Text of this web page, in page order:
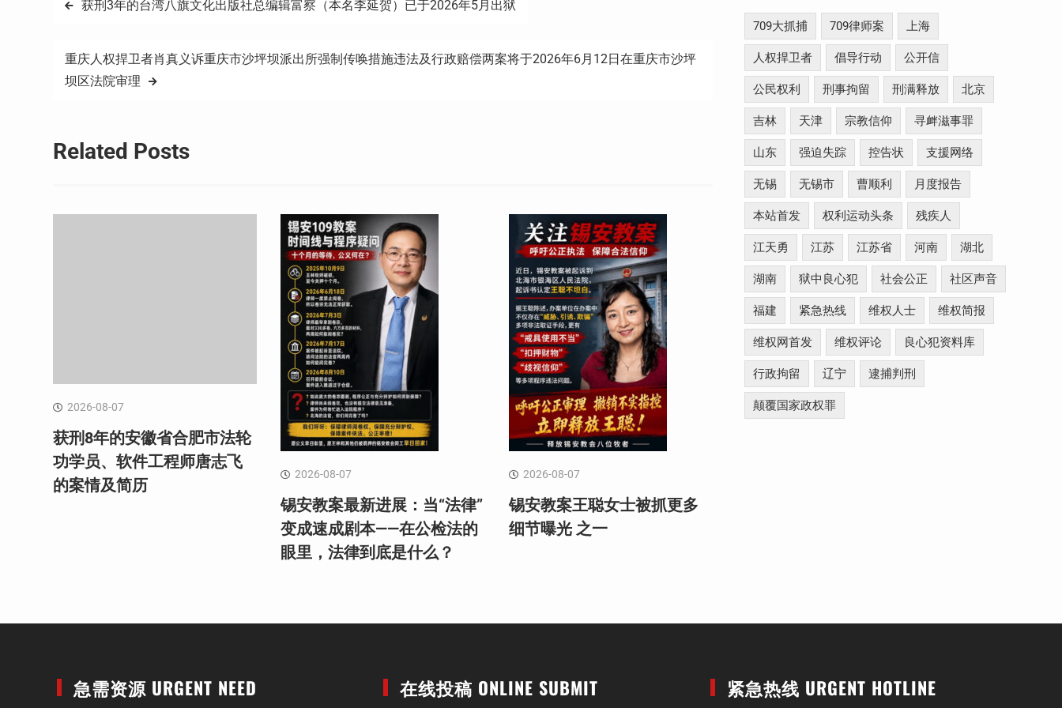
导
获刑3年的台湾八旗文化出版社总编辑富察（本名李延贺）已于2026年5月出狱
重庆人权捍卫者肖真义诉重庆市沙坪坝派出所强制传唤措施违法及行政赔偿两案将于2026年6月12日在重庆市沙坪
坝区法院审理
Related Posts
2026-08-07
获刑8年的安徽省合肥市法轮
功学员、软件工程师唐志飞
的案情及简历
2026-08-07
锡安教案最新进展：当“法律”
变成速成剧本——在公检法的
眼里，法律到底是什么？
2026-08-07
锡安教案王聪女士被抓更多
细节曝光 之一
709大抓捕 709律师案 上海
人权捍卫者 倡导行动 公开信
公民权利 刑事拘留 刑满释放 北京
吉林 天津 宗教信仰 寻衅滋事罪
山东 强迫失踪 控告状 支援网络
无锡 无锡市 曹顺利 月度报告
本站首发 权利运动头条 残疾人
江天勇 江苏 江苏省 河南 湖北
湖南 狱中良心犯 社会公正 社区声音
福建 紧急热线 维权人士 维权简报
维权网首发 维权评论 良心犯资料库
行政拘留 辽宁 逮捕判刑
颠覆国家政权罪
急需资源 URGENT NEED 在线投稿 ONLINE SUBMIT 紧急热线 URGENT HOTLINE